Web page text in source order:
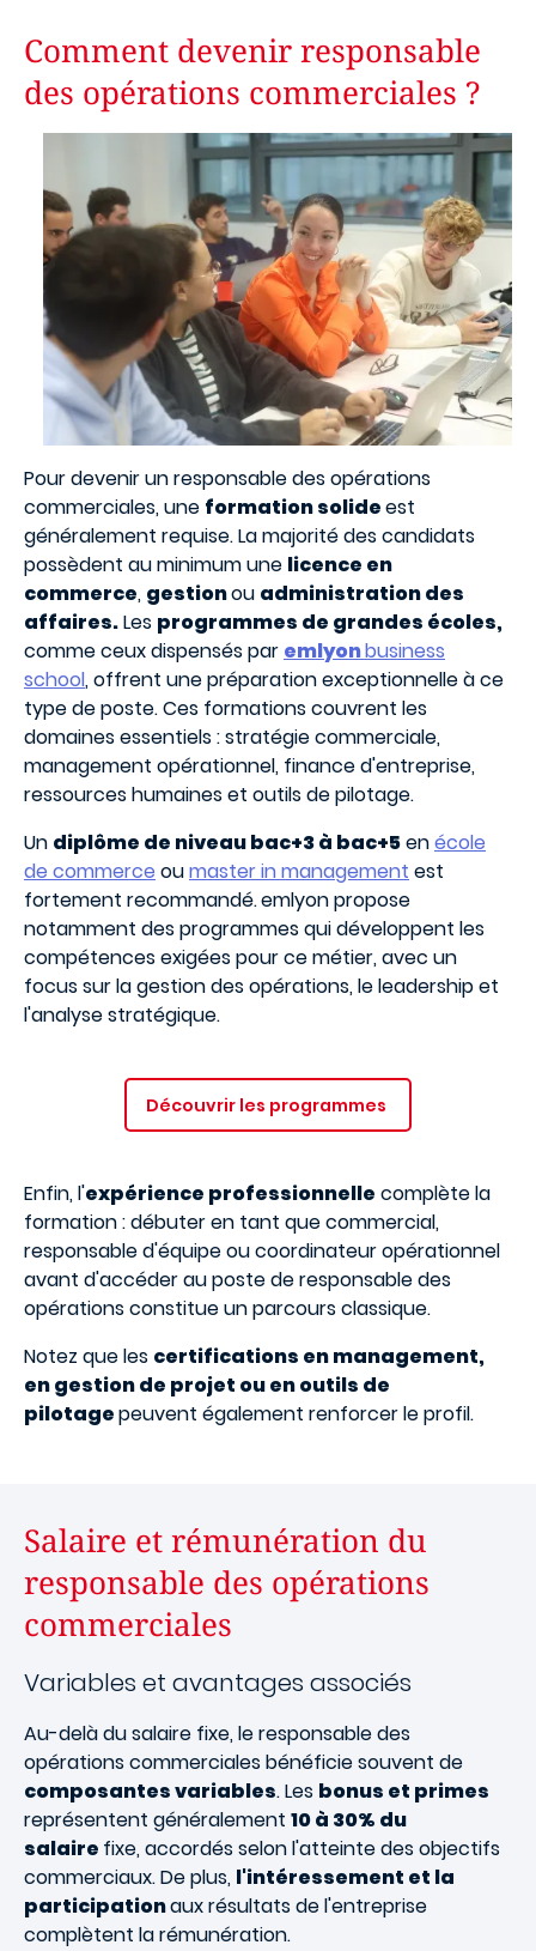
Comment devenir responsable
des opérations commerciales ?
Pour devenir un responsable des opérations
commerciales, une formation solideest
généralement requise. La majorité des candidats
possèdent au minimum une licence en
commerce, gestionou administration des
affaires.Les programmes de grandes écoles,
comme ceux dispensés par emlyonbusiness
school, offrent une préparation exceptionnelle à ce
type de poste. Ces formations couvrent les
domaines essentiels : stratégie commerciale,
management opérationnel, finance d'entreprise,
ressources humaines et outils de pilotage.
Un diplôme de niveau bac+3 à bac+5enécole
de commerce oumaster in management est
fortement recommandé.emlyon propose
notamment des programmes qui développent les
compétences exigées pour ce métier, avec un
focus sur la gestion des opérations, le leadership et
l'analyse stratégique.
Découvrir les programmes
Enfin, l'expérience professionnelle complète la
formation : débuter en tant que commercial,
responsable d'équipe ou coordinateur opérationnel
avant d'accéder au poste de responsable des
opérations constitue un parcours classique.
Notez que les certifications en management,
en gestion de projet ou en outils de
pilotagepeuvent également renforcer le profil.
Salaire et rémunération du
responsable des opérations
commerciales
Variables et avantages associés
Au-delà du salaire fixe, le responsable des
opérations commerciales bénéficie souvent de
composantes variables. Les bonus et primes
représentent généralement 10 à 30% du
salaire fixe, accordés selon l'atteinte des objectifs
commerciaux. De plus, l'intéressement et la
participationaux résultats de l'entreprise
complètent la rémunération.